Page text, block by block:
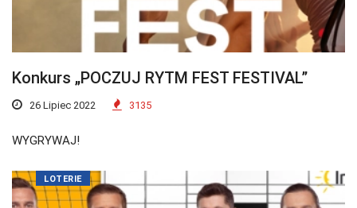
Konkurs „POCZUJ RYTM FEST FESTIVAL”
26 Lipiec 2022 3135
WYGRYWAJ!
LOTERIE